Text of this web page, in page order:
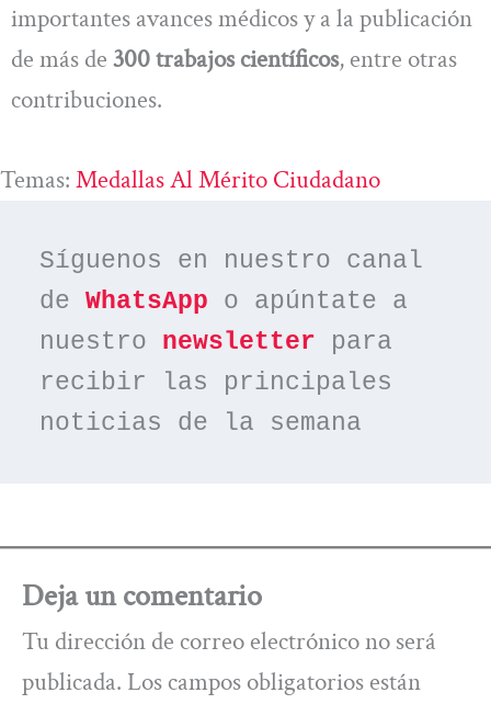
importantes avances médicos y a la publicación
de más de 300 trabajos científicos, entre otras
contribuciones.
Temas: Medallas Al Mérito Ciudadano
Síguenos en nuestro canal
de WhatsApp o apúntate a
nuestro newsletter para
recibir las principales
noticias de la semana
Deja un comentario
Tu dirección de correo electrónico no será
publicada. Los campos obligatorios están